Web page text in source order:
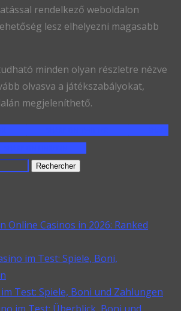
rendelkező weboldalon
lesz elhelyezni magasabb
minden olyan részletre nézve
olvasva a játékszabályokat,
megjeleníthető.
Online Casinos in 2026: Ranked
im Test: Spiele, Boni,
Test: Spiele, Boni und Zahlungen